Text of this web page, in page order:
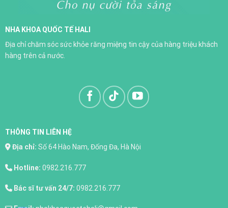
Trồng răng implant
XEM THÊM
NHA KHOA QUỐC TẾ HALI
Địa chỉ chăm sóc sức khỏe răng miệng tin cậy của hàng triệu khách
hàng trên cả nước.
THÔNG TIN LIÊN HỆ
Địa chỉ: Số 64 Hào Nam, Đống Đa, Hà Nội
Hotline: 0982.216.777
Bác sĩ tư vấn 24/7: 0982.216.777